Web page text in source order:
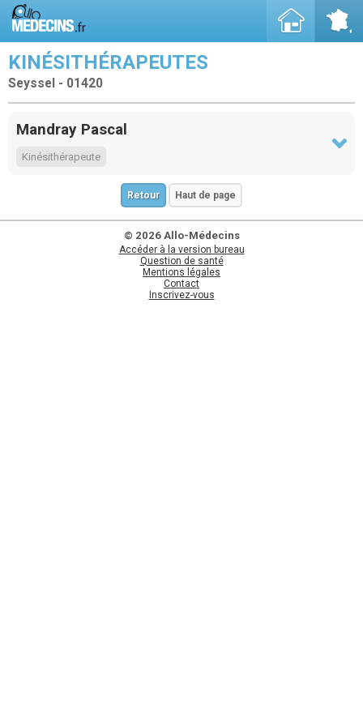
KINÉSITHÉRAPEUTES
Seyssel - 01420
Mandray Pascal
Kinésithérapeute
Retour Haut de page
© 2026 Allo-Médecins
Accéder à la version bureau
Question de santé
Mentions légales
Contact
Inscrivez-vous